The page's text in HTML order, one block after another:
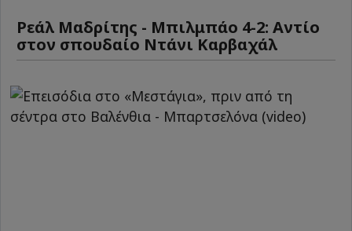
Ρεάλ Μαδρίτης - Μπιλμπάο 4-2: Αντίο
στον σπουδαίο Ντάνι Καρβαχάλ